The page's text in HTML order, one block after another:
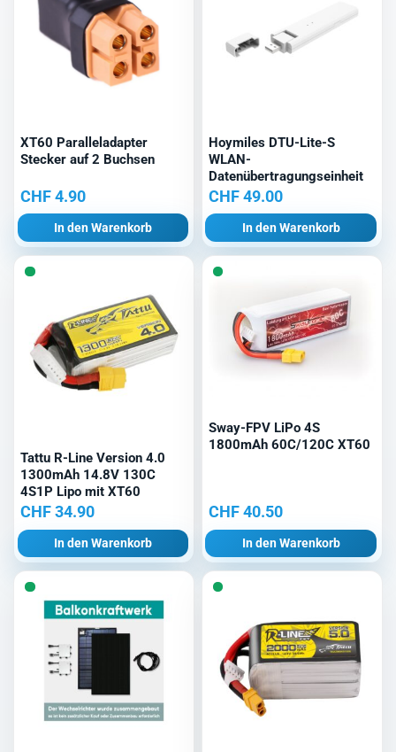
XT60 Paralleladapter
Stecker auf 2 Buchsen
CHF4.90
In den Warenkorb
Hoymiles DTU-Lite-S
WLAN-
Datenübertragungseinheit
CHF49.00
In den Warenkorb
Tattu R-Line Version 4.0
1300mAh 14.8V 130C
4S1P Lipo mit XT60
CHF34.90
In den Warenkorb
Sway-FPV LiPo 4S
1800mAh 60C/120C XT60
CHF40.50
In den Warenkorb